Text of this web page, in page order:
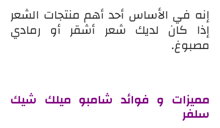
إنه في الأساس أحد أهم منتجات الشعر
إذا كان لديك شعر أشقر أو رمادي
مصبوغ.
مميزات و فوائد شامبو ميلك شيك
سلفر